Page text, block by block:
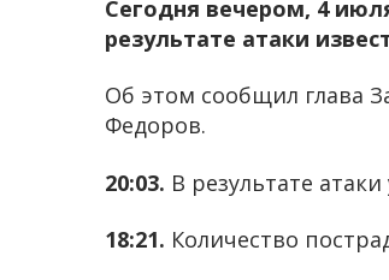
Сегодня вечером, 4
результате атаки
Об этом сообщил глава
Федоров.
20:03. В результате
18:21. Количество